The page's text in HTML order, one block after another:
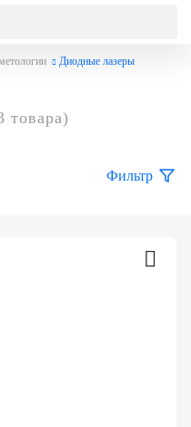
Диодные лазеры
товара)
Фильтр